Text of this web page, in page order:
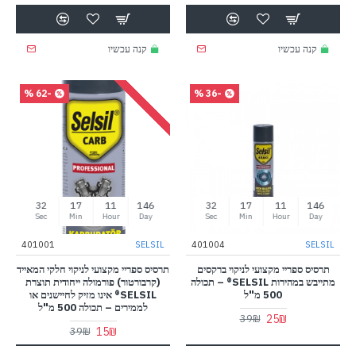
קנה עכשיו קנה עכשיו
-36 %
146
Day
11
Hour
17
Min
31
Sec
SELSIL
401004
תרסיס ספריי מקצועי לניקוי ברקסים
מתייבש במהירות SELSIL® – תכולה
500 מ"ל
25₪
39₪
-62 %
146
Day
11
Hour
17
Min
31
Sec
SELSIL
401001
תרסיס ספריי מקצועי לניקוי חלקי המאייד
(קרבורטור) פורמולה ייחודית תוצרת
SELSIL® אינו מזיק לחיישנים או
לממירים – תכולה 500 מ"ל
15₪
39₪